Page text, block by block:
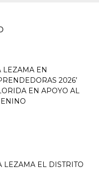
LEZAMA EN
2026’
EN APOYO AL
LEZAMA EL DISTRITO